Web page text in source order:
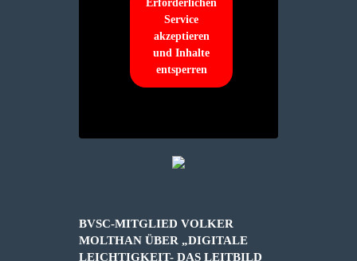
Erforderlichen
Service
akzeptieren
und Inhalte
entsperren
BVSC-MITGLIED VOLKER
MOLTHAN ÜBER „DIGITALE
LEICHTIGKEIT- DAS LEITBILD